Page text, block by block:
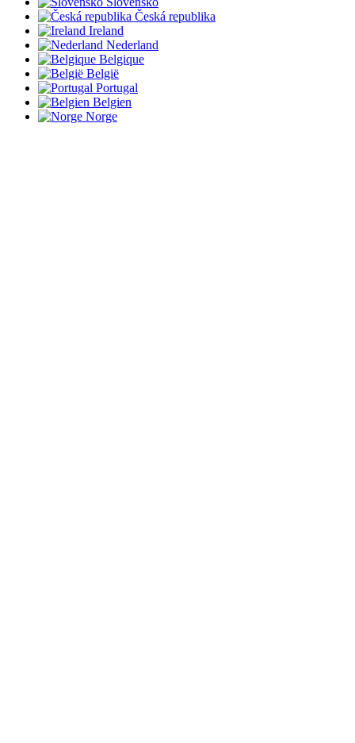
Česká republika
Ireland
Nederland
Belgique
België
Portugal
Belgien
Norge